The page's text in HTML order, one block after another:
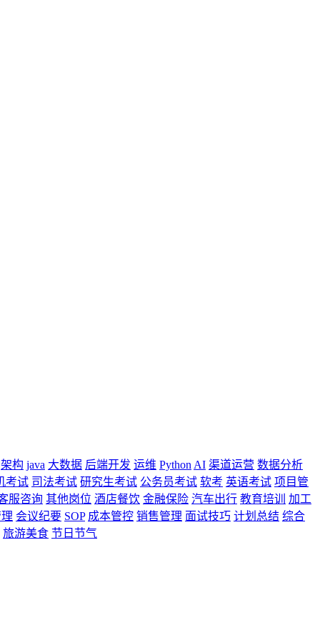
架构 java 大数据 后端开发 运维 Python AI 渠道运营 数据分析
考试 司法考试 研究生考试 公务员考试 软考 英语考试 项目管
服咨询 其他岗位 酒店餐饮 金融保险 汽车出行 教育培训
加工
会议纪要 SOP 成本管控 销售管理 面试技巧 计划总结 综合
旅游美食 节日节气